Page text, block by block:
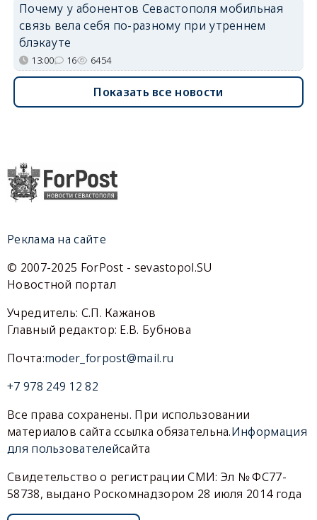
Почему у абонентов Севастополя мобильная
связь вела себя по-разному при утреннем
блэкауте
13:00 16 6454
Показать все новости
Реклама на сайте
© 2007-2025 ForPost - sevastopol.SU
Новостной портал
Учредитель: С.П. Кажанов
Главный редактор: Е.В. Бубнова
Почта:moder_forpost@mail.ru
+7 978 249 12 82
Все права сохранены. При использовании
материалов сайта ссылка обязательна.Информация
для пользователейсайта
Свидетельство о регистрации СМИ: Эл № ФС77-
58738, выдано Роскомнадзором 28 июля 2014 года